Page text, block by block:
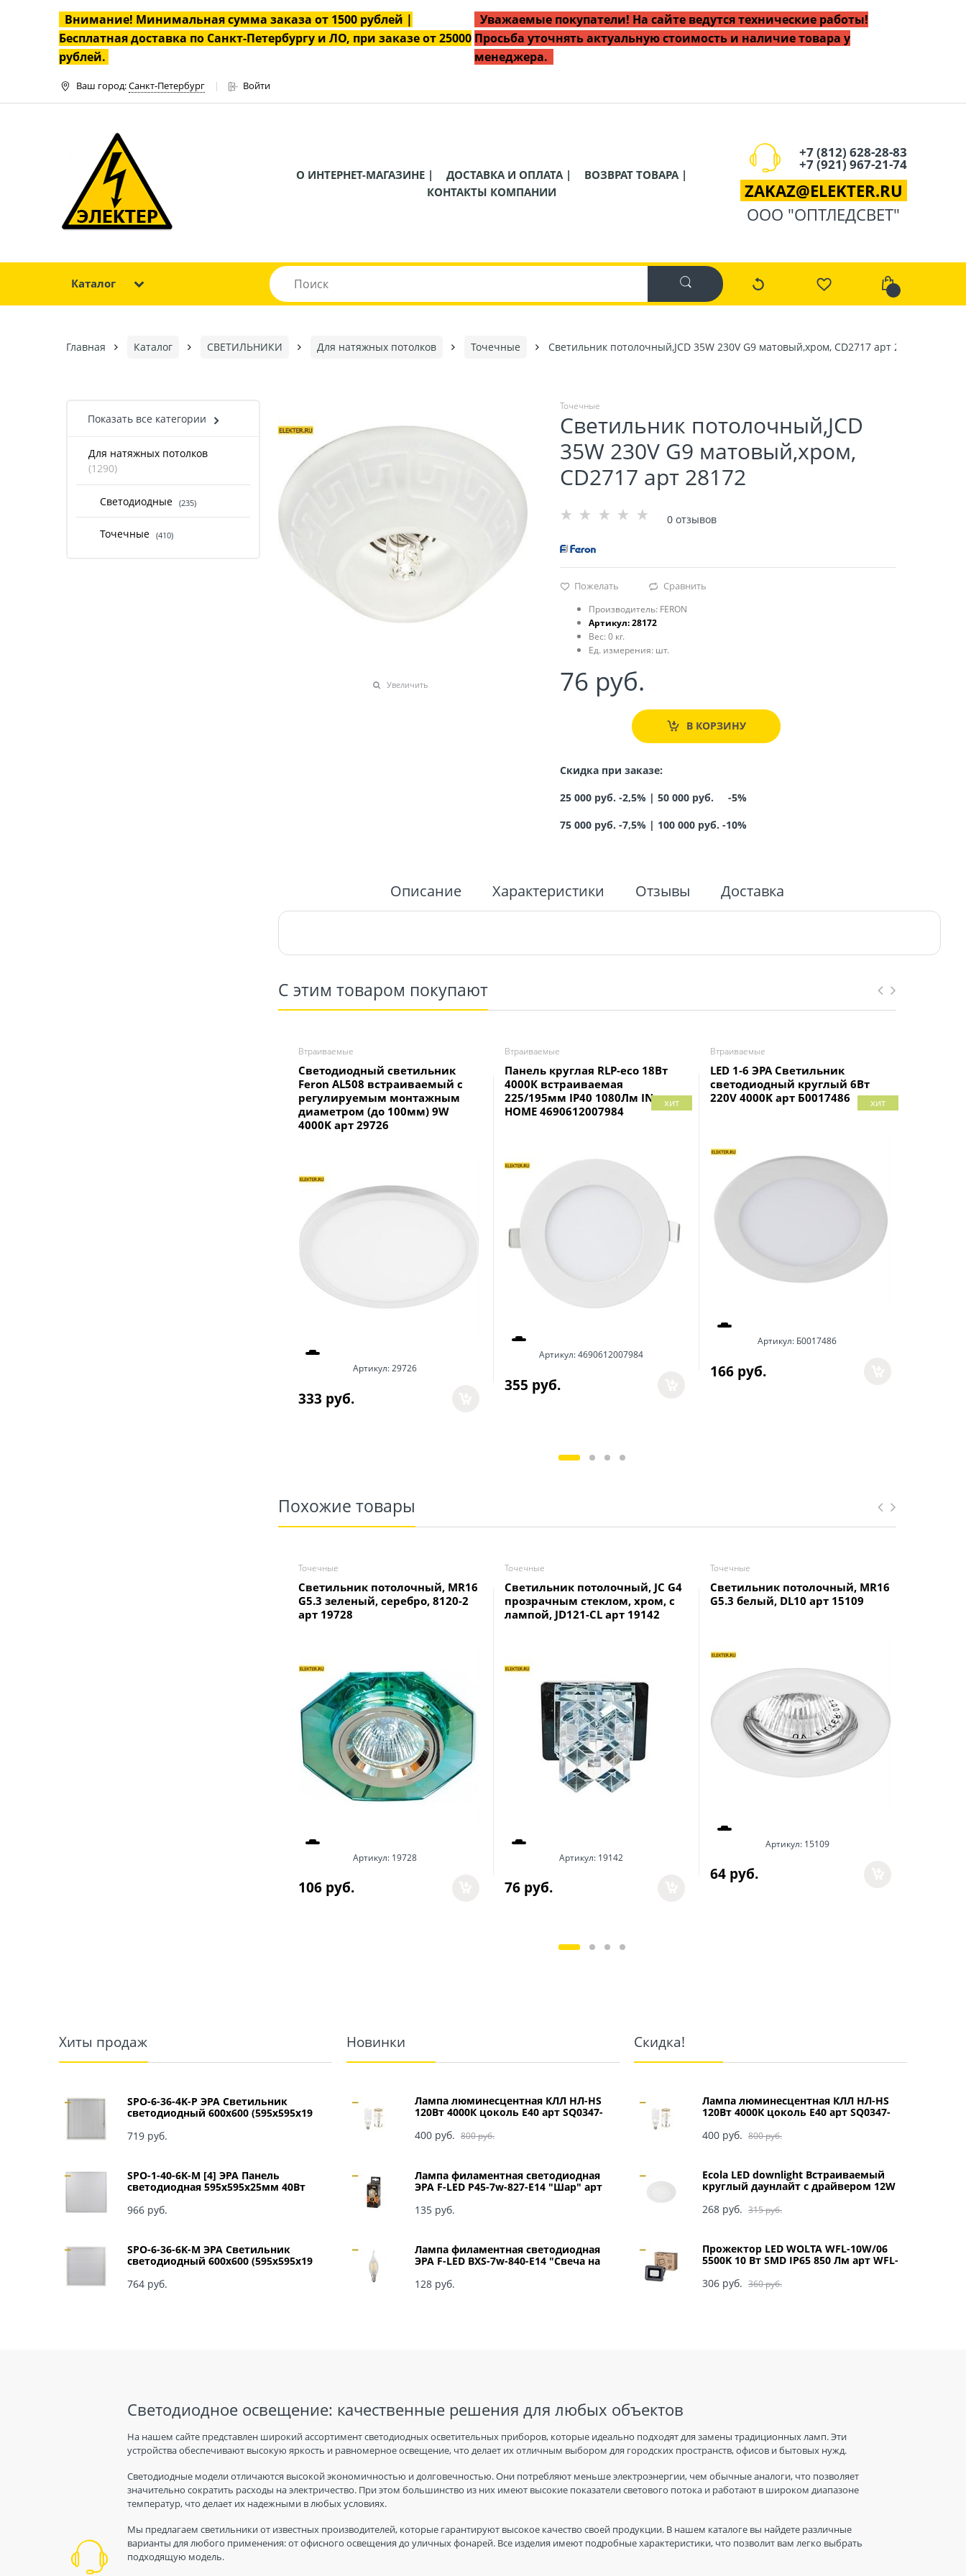
Внимание! Минимальная сумма заказа от 1500 рублей |
Бесплатная доставка по Санкт-Петербургу и ЛО, при заказе от 25000
рублей.
Уважаемые покупатели! На сайте ведутся технические работы!
Просьба уточнять актуальную стоимость и наличие товара у
менеджера.
Ваш город:Санкт-Петербург Войти
О ИНТЕРНЕТ-МАГАЗИНЕ | ДОСТАВКА И ОПЛАТА |
ВОЗВРАТ ТОВАРА |
КОНТАКТЫ КОМПАНИИ
+7 (812) 628-28-83
+7 (921) 967-21-74
ZAKAZ@ELEKTER.RU
ООО "ОПТЛЕДСВЕТ"
Каталог
Главная Каталог СВЕТИЛЬНИКИ Для натяжных потолков Точечные Светильник потолочный,JCD 35W 230V G9 матовый,хром, CD2717 арт 28172
Показать все категории
Для натяжных потолков
(1290)
Светодиодные (235)
Точечные (410)
Увеличить
Точечные
Светильник потолочный,JCD
35W 230V G9 матовый,хром,
CD2717 арт 28172
0 отзывов
Пожелать Сравнить
Производитель: FERON
Артикул:28172
Вес: 0 кг.
Ед. измерения: шт.
76 руб.
В КОРЗИНУ
Скидка при заказе:
25 000 руб. -2,5% | 50 000 руб. -5%
75 000 руб. -7,5%| 100 000 руб. -10%
Описание Характеристики Отзывы Доставка
С этим товаром покупают
Втраиваемые
Светодиодный светильник
Feron AL508 встраиваемый с
регулируемым монтажным
диаметром (до 100мм) 9W
4000K арт 29726
Артикул:29726
333 руб.
Втраиваемые
Панель круглая RLP-eco 18Вт
4000К встраиваемая
225/195мм IP40 1080Лм IN
HOME 4690612007984
Артикул:4690612007984
хит
355 руб.
Втраиваемые
LED 1-6 ЭРА Светильник
светодиодный круглый 6Вт
220V 4000K арт Б0017486
Артикул: Б0017486
хит
166 руб.
Похожие товары
Точечные
Светильник потолочный, MR16
G5.3 зеленый, серебро, 8120-2
арт 19728
Артикул: 19728
106 руб.
Точечные
Светильник потолочный, JC G4
прозрачным стеклом, хром, с
лампой, JD121-CL арт 19142
Артикул: 19142
76 руб.
Точечные
Светильник потолочный, MR16
G5.3 белый, DL10 арт 15109
Артикул: 15109
64 руб.
Хиты продаж
SPO-6-36-4K-P ЭРА Светильник
светодиодный 600х600 (595x595x19
Призма Б0039057
719 руб.
SPO-1-40-6K-M [4] ЭРА Панель
светодиодная 595x595x25мм 40Вт
966 руб.
SPO-6-36-6K-M ЭРА Светильник
светодиодный 600х600 (595x595x19
Матовый Б0039318
764 руб.
Новинки
Лампа люминесцентная КЛЛ НЛ-HS
120Вт 4000К цоколь Е40 арт SQ0347-
800 руб.
400 руб.
Лампа филаментная светодиодная
ЭРА F-LED P45-7w-827-E14 "Шар" арт
135 руб.
Лампа филаментная светодиодная
ЭРА F-LED BXS-7w-840-E14 "Свеча на
128 руб.
Скидка!
Лампа люминесцентная КЛЛ НЛ-HS
120Вт 4000К цоколь Е40 арт SQ0347-
800 руб.
400 руб.
Ecola LED downlight Встраиваемый
круглый даунлайт с драйвером 12W
315 руб.
268 руб.
Прожектор LED WOLTA WFL-10W/06
5500K 10 Вт SMD IP65 850 Лм арт WFL-
360 руб.
306 руб.
Светодиодное освещение: качественные решения для любых объектов
На нашем сайте представлен широкий ассортимент светодиодных осветительных приборов, которые идеально подходят для замены традиционных ламп. Эти
устройства обеспечивают высокую яркость и равномерное освещение, что делает их отличным выбором для городских пространств, офисов и бытовых нужд.
Светодиодные модели отличаются высокой экономичностью и долговечностью. Они потребляют меньше электроэнергии, чем обычные аналоги, что позволяет
значительно сократить расходы на электричество. При этом большинство из них имеют высокие показатели светового потока и работают в широком диапазоне
температур, что делает их надежными в любых условиях.
Мы предлагаем светильники от известных производителей, которые гарантируют высокое качество своей продукции. В нашем каталоге вы найдете различные
варианты для любого применения: от офисного освещения до уличных фонарей. Все изделия имеют подробные характеристики, что позволит вам легко выбрать
подходящую модель.